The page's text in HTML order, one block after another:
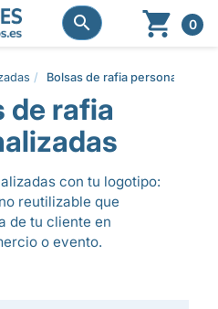

  0
Bolsas de rafia personalizadas
de rafia
con tu logotipo:
reutilizable que
de tu cliente en
o evento.